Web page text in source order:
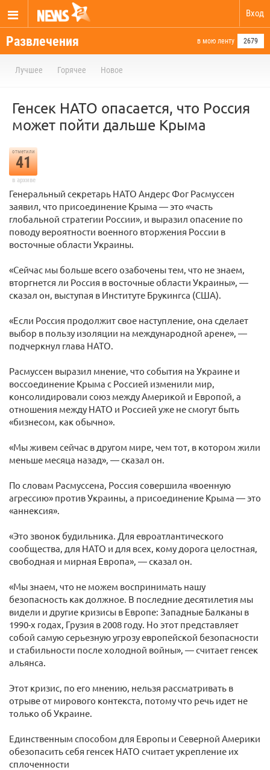
Вход
Развлечения в мою ленту 2679
Лучшее Горячее Новое
Генсек НАТО опасается, что Россия
может пойти дальше Крыма
отметили
41
в архиве
Генеральный секретарь НАТО Андерс Фог Расмуссен
заявил, что присоединение Крыма — это «часть
глобальной стратегии России», и выразил опасение по
поводу вероятности военного вторжения России в
восточные области Украины.
«Сейчас мы больше всего озабочены тем, что не знаем,
вторгнется ли Россия в восточные области Украины», —
сказал он, выступая в Институте Брукингса (США).
«Если Россия продолжит свое наступление, она сделает
выбор в пользу изоляции на международной арене», —
подчеркнул глава НАТО.
Расмуссен выразил мнение, что события на Украине и
воссоединение Крыма с Россией изменили мир,
консолидировали союз между Америкой и Европой, а
отношения между НАТО и Россией уже не смогут быть
«бизнесом, как обычно».
«Мы живем сейчас в другом мире, чем тот, в котором жили
меньше месяца назад», — сказал он.
По словам Расмуссена, Россия совершила «военную
агрессию» против Украины, а присоединение Крыма — это
«аннексия».
«Это звонок будильника. Для евроатлантического
сообщества, для НАТО и для всех, кому дорога целостная,
свободная и мирная Европа», — сказал он.
«Мы знаем, что не можем воспринимать нашу
безопасность как должное. В последние десятилетия мы
видели и другие кризисы в Европе: Западные Балканы в
1990-х годах, Грузия в 2008 году. Но этот представляет
собой самую серьезную угрозу европейской безопасности
и стабильности после холодной войны», — считает генсек
альянса.
Этот кризис, по его мнению, нельзя рассматривать в
отрыве от мирового контекста, потому что речь идет не
только об Украине.
Единственным способом для Европы и Северной Америки
обезопасить себя генсек НАТО считает укрепление их
сплоченности